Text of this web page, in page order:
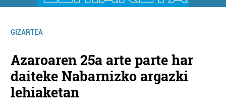
GIZARTEA
Azaroaren 25a arte parte har
daiteke Nabarnizko argazki
lehiaketan